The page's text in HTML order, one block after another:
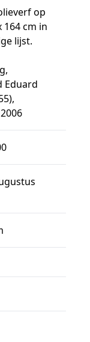
op
164 cm in
lijst.
Eduard